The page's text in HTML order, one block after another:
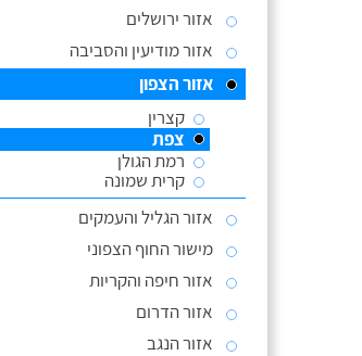
אזור ירושלים
אזור מודיעין והסביבה
אזור הצפון
קצרין
צפת
רמת הגולן
קרית שמונה
אזור הגליל והעמקים
מישור החוף הצפוני
אזור חיפה והקריות
אזור הדרום
אזור הנגב